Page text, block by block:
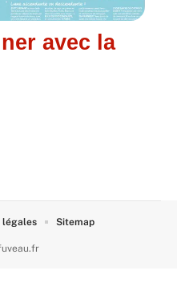
avec la
légales Sitemap